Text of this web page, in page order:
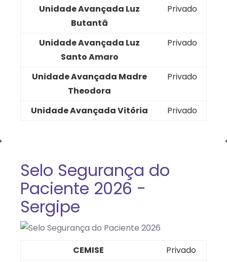
Unidade Avançada Luz
Butantã
Privado
Unidade Avançada Luz
Santo Amaro
Privado
Unidade Avançada Madre
Theodora
Privado
Unidade Avançada Vitória Privado
Selo Segurança do
Paciente 2026 -
Sergipe
CEMISE
Privado